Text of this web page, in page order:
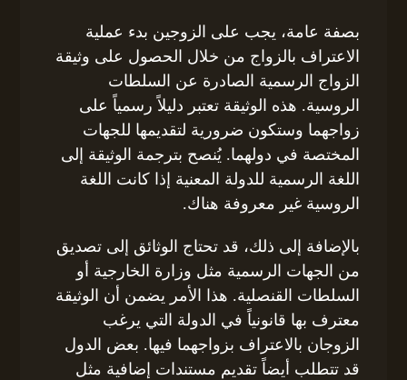
بصفة عامة، يجب على الزوجين بدء عملية
الاعتراف بالزواج من خلال الحصول على وثيقة
الزواج الرسمية الصادرة عن السلطات
الروسية. هذه الوثيقة تعتبر دليلاً رسمياً على
زواجهما وستكون ضرورية لتقديمها للجهات
المختصة في دولهما. يُنصح بترجمة الوثيقة إلى
اللغة الرسمية للدولة المعنية إذا كانت اللغة
الروسية غير معروفة هناك.
بالإضافة إلى ذلك، قد تحتاج الوثائق إلى تصديق
من الجهات الرسمية مثل وزارة الخارجية أو
السلطات القنصلية. هذا الأمر يضمن أن الوثيقة
معترف بها قانونياً في الدولة التي يرغب
الزوجان بالاعتراف بزواجهما فيها. بعض الدول
قد تتطلب أيضاً تقديم مستندات إضافية مثل